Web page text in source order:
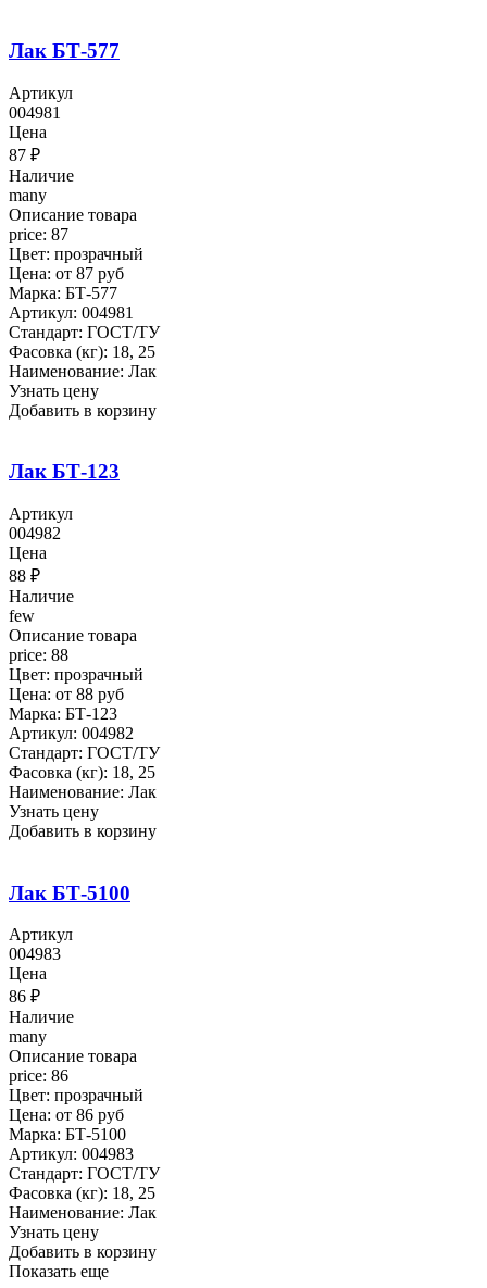
Лак БТ-577
Артикул
004981
Цена
87 ₽
Наличие
many
Описание товара
price: 87
Цвет: прозрачный
Цена: от 87 руб
Марка: БТ-577
Артикул: 004981
Стандарт: ГОСТ/ТУ
Фасовка (кг): 18, 25
Наименование: Лак
Узнать цену
Добавить в корзину
Лак БТ-123
Артикул
004982
Цена
88 ₽
Наличие
few
Описание товара
price: 88
Цвет: прозрачный
Цена: от 88 руб
Марка: БТ-123
Артикул: 004982
Стандарт: ГОСТ/ТУ
Фасовка (кг): 18, 25
Наименование: Лак
Узнать цену
Добавить в корзину
Лак БТ-5100
Артикул
004983
Цена
86 ₽
Наличие
many
Описание товара
price: 86
Цвет: прозрачный
Цена: от 86 руб
Марка: БТ-5100
Артикул: 004983
Стандарт: ГОСТ/ТУ
Фасовка (кг): 18, 25
Наименование: Лак
Узнать цену
Добавить в корзину
Показать еще